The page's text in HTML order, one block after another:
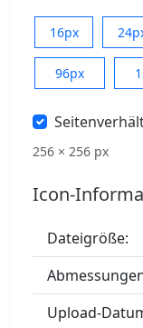
16px
96px
256 × 256 px
Icon-
Dateigröße:
Upload-